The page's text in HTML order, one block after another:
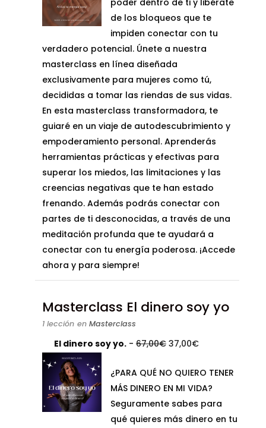
era:
67,00€.
es:
37,00€.
de los bloqueos que te
impiden conectar con tu
verdadero potencial. Únete a nuestra
masterclass en línea diseñada
exclusivamente para mujeres como tú,
decididas a tomar las riendas de sus vidas.
En esta masterclass transformadora, te
guiaré en un viaje de autodescubrimiento y
empoderamiento personal. Aprenderás
herramientas prácticas y efectivas para
superar los miedos, las limitaciones y las
creencias negativas que te han estado
frenando. Además podrás conectar con
partes de ti desconocidas, a través de una
meditación profunda que te ayudará a
conectar con tu energía poderosa. ¡Accede
ahora y para siempre!
Masterclass El dinero soy yo
1 lección en Masterclass
El dinero soy yo.-67,00€ El
original
era:
67,00€.
37,00€El
actual
es:
37,00€.
¿PARA QUÉ NO QUIERO TENER
MÁS DINERO EN MI VIDA?
Seguramente sabes para
qué quieres más dinero en tu